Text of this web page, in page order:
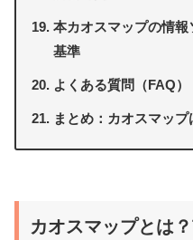
本カオスマップの情
基準
よくある質問（FAQ）
まとめ：カオスマッ
カオスマップとは